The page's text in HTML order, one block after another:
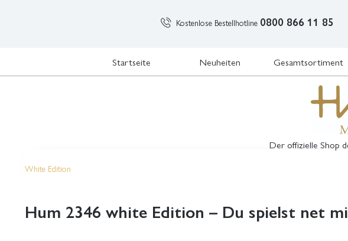
Kostenlose Bestellhotline 0800 866 11 85
Startseite Neuheiten Gesamtsortiment
Der offizielle Shop
White Edition
Hum 2346 white Edition – Du spielst net